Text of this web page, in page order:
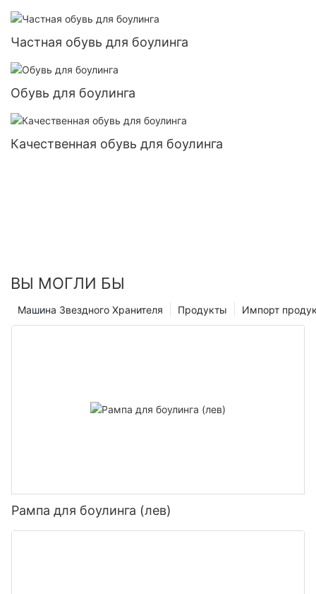
Частная обувь для боулинга
Обувь для боулинга
Качественная обувь для боулинга
ВЫ МОГЛИ БЫ
Импорт
Продукты
Машина Звездного Хранителя
Рампа для боулинга (лев)